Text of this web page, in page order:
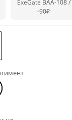
ExeGate BAA-108 /
-90₽